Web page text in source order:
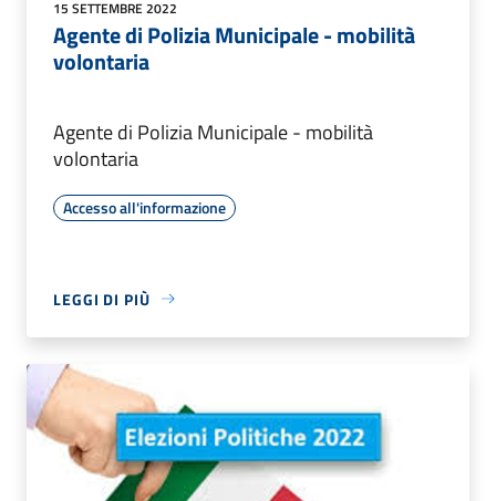
15 SETTEMBRE 2022
Agente di Polizia Municipale - mobilità
volontaria
Agente di Polizia Municipale - mobilità
volontaria
Accesso all'informazione
LEGGI DI PIÙ